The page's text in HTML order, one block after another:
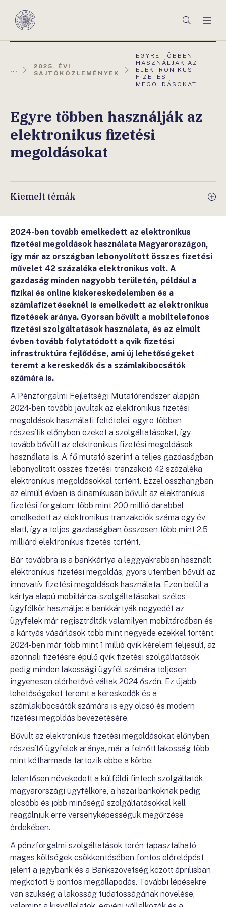
Magyar
Keresés
...
2025. ÉVI
SAJTÓKÖZLEMÉNYEK
AKTUÁLIS
OLDAL:
EGYRE TÖBBEN
HASZNÁLJÁK AZ
ELEKTRONIKUS
FIZETÉSI
MEGOLDÁSOKAT
Egyre többen használják az
elektronikus fizetési
megoldásokat
Kiemelt témák
2024-ben tovább emelkedett az elektronikus
fizetési megoldások használata Magyarországon,
így már az országban lebonyolított összes fizetési
művelet 42 százaléka elektronikus volt. A
gazdaság minden nagyobb területén, például a
fizikai és online kiskereskedelemben és a
számlafizetéseknél is emelkedett az elektronikus
fizetések aránya. Gyorsan bővült a mobiltelefonos
fizetési szolgáltatások használata, és az elmúlt
évben tovább folytatódott a qvik fizetési
infrastruktúra fejlődése, ami új lehetőségeket
teremt a kereskedők és a számlakibocsátók
számára is.
A Pénzforgalmi Fejlettségi Mutatórendszer alapján
2024-ben tovább javultak az elektronikus fizetési
megoldások használati feltételei, egyre többen
részesítik előnyben ezeket a szolgáltatásokat, így
tovább bővült az elektronikus fizetési megoldások
használata is. A fő mutató szerint a teljes gazdaságban
lebonyolított összes fizetési tranzakció 42 százaléka
elektronikus megoldásokkal történt. Ezzel összhangban
az elmúlt évben is dinamikusan bővült az elektronikus
fizetési forgalom: több mint 200 millió darabbal
emelkedett az elektronikus tranzakciók száma egy év
alatt, így a teljes gazdaságban összesen több mint 2,5
milliárd elektronikus fizetés történt.
Bár továbbra is a bankkártya a leggyakrabban használt
elektronikus fizetési megoldás, gyors ütemben bővült az
innovatív fizetési megoldások használata. Ezen belül a
kártya alapú mobiltárca-szolgáltatásokat széles
ügyfélkör használja: a bankkártyák negyedét az
ügyfelek már regisztrálták valamilyen mobiltárcában és
a kártyás vásárlások több mint negyede ezekkel történt.
2024-ben már több mint 1 millió qvik kérelem teljesült, az
azonnali fizetésre épülő qvik fizetési szolgáltatások
pedig minden lakossági ügyfél számára teljesen
ingyenesen elérhetővé váltak 2024 őszén. Ez újabb
lehetőségeket teremt a kereskedők és a
számlakibocsátók számára is egy olcsó és modern
fizetési megoldás bevezetésére.
Bővült az elektronikus fizetési megoldásokat előnyben
részesítő ügyfelek aránya, már a felnőtt lakosság több
mint kétharmada tartozik ebbe a körbe.
Jelentősen növekedett a külföldi fintech szolgáltatók
magyarországi ügyfélköre, a hazai bankoknak pedig
olcsóbb és jobb minőségű szolgáltatásokkal kell
reagálniuk erre versenyképességük megőrzése
érdekében.
A pénzforgalmi szolgáltatások terén tapasztalható
magas költségek csökkentésében fontos előrelépést
jelent a jegybank és a Bankszövetség között áprilisban
megkötött 5 pontos megállapodás. További lépésekre
van szükség a lakosság tudatosságának növelése,